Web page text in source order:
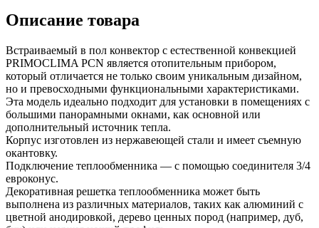
Описание товара
Встраиваемый в пол конвектор с естественной конвекцией
PRIMOCLIMA PCN является отопительным прибором,
который отличается не только своим уникальным дизайном,
но и превосходными функциональными характеристиками.
Эта модель идеально подходит для установки в помещениях с
большими панорамными окнами, как основной или
дополнительный источник тепла.
Корпус изготовлен из нержавеющей стали и имеет съемную
окантовку.
Подключение теплообменника — с помощью соединителя 3/4
евроконус.
Декоративная решетка теплообменника может быть
выполнена из различных материалов, таких как алюминий с
цветной анодировкой, дерево ценных пород (например, дуб,